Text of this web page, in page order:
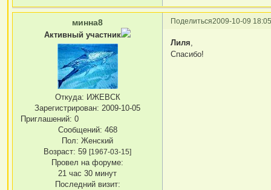
Поделиться2009-10-09
минна8
Активный участник
Откуда: ИЖЕВСК
Зарегистрирован: 2009-10-05
Приглашений: 0
Сообщений: 468
Пол: Женский
Возраст: 59[1967-03-15]
Провел на форуме:
21 час 30 минут
Последний визит:
Лиля
Спасибо!